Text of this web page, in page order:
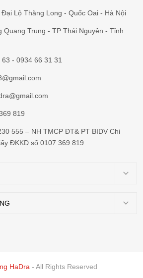
Lộ Thăng Long - Quốc Oai - Hà Nội
Quang Trung - TP Thái Nguyên - Tỉnh
63 - 0934 66 31 31
819
555 – NH TMCP ĐT& PT BIDV Chi
ĐKKD số 0107 369 819
HaDra - All Rights Reserved